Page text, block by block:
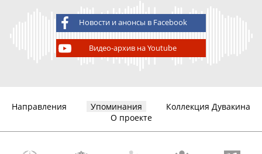
Новости и анонсы в Facebook
Видео-архив на Youtube
Направления Упоминания
Коллекция Дувакина
О проекте